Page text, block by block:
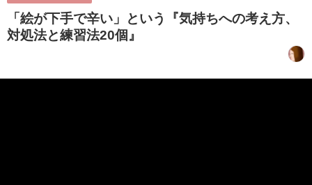
「絵が下手で辛い」という『気持ちへの考え方、
対処法と練習法20個』